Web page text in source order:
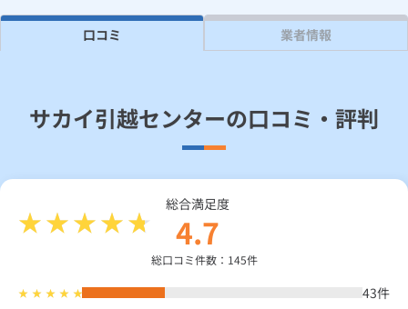
Daigasコラム
口コミ 業者情報
サカイ引越センターの口コミ・評判
総合満足度
4.7
総口コミ件数：145件
43件